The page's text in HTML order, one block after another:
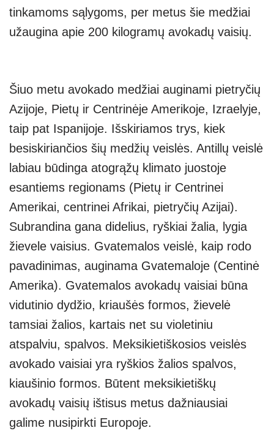
tinkamoms sąlygoms, per metus šie medžiai
užaugina apie 200 kilogramų avokadų vaisių.
Šiuo metu avokado medžiai auginami pietryčių
Azijoje, Pietų ir Centrinėje Amerikoje, Izraelyje,
taip pat Ispanijoje. Išskiriamos trys, kiek
besiskiriančios šių medžių veislės. Antillų veislė
labiau būdinga atogrąžų klimato juostoje
esantiems regionams (Pietų ir Centrinei
Amerikai, centrinei Afrikai, pietryčių Azijai).
Subrandina gana didelius, ryškiai žalia, lygia
žievele vaisius. Gvatemalos veislė, kaip rodo
pavadinimas, auginama Gvatemaloje (Centinė
Amerika). Gvatemalos avokadų vaisiai būna
vidutinio dydžio, kriaušės formos, žievelė
tamsiai žalios, kartais net su violetiniu
atspalviu, spalvos. Meksikietiškosios veislės
avokado vaisiai yra ryškios žalios spalvos,
kiaušinio formos. Būtent meksikietiškų
avokadų vaisių ištisus metus dažniausiai
galime nusipirkti Europoje.